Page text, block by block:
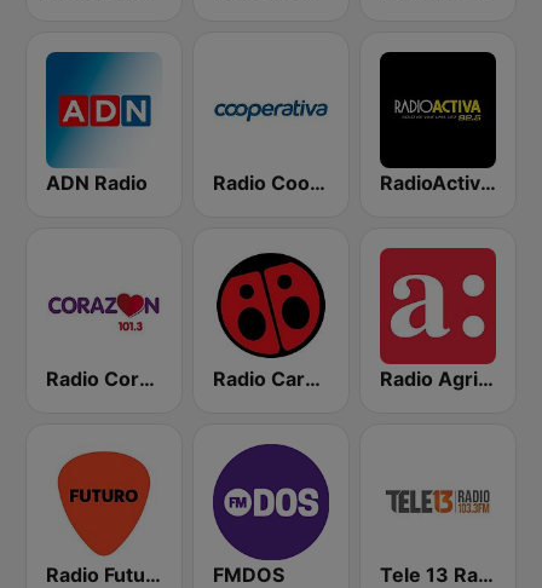
ADN Radio Radio Cooperativa RadioActiva 92.5
Radio Corazón FM Radio Carolina Radio Agricultura
Radio Futuro FM FMDOS Tele 13 Radio